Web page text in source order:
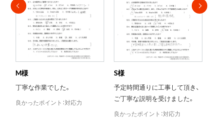
S様
予定時間通りに工事して頂き、
ご丁寧な説明を受けました。
T様
当日対応がとても助かりまし
た。
良かったポイント：評判